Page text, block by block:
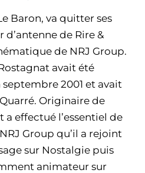
Baron, va quitter ses
de Rire &
de NRJ Group.
avait été
2001 et avait
Originaire de
a effectué l’essentiel de
Group qu’il a rejoint
sur Nostalgie puis
animateur sur